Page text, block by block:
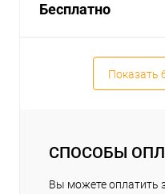
Бесплатно
Показать
СПОСОБЫ
Вы можете оплатить